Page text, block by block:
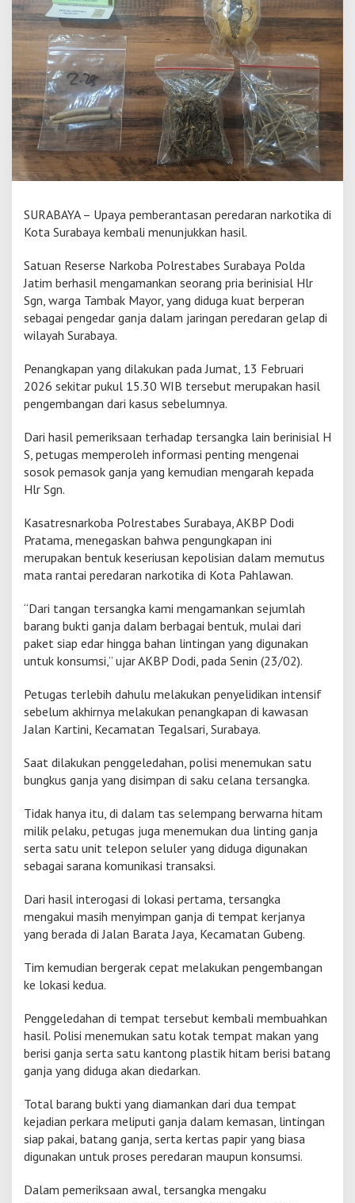
S
u
r
a
b
a
y
a
U
g
a
N
r
o
b
a
m
a
k
a
n
T
r
s
a
n
a
P
e
g
d
a
r
G
a
j
a
SURABAYA – Upaya pemberantasan peredaran narkotika di
Kota Surabaya kembali menunjukkan hasil.
Satuan Reserse Narkoba Polrestabes Surabaya Polda
Jatim berhasil mengamankan seorang pria berinisial Hlr
Sgn, warga Tambak Mayor, yang diduga kuat berperan
sebagai pengedar ganja dalam jaringan peredaran gelap di
wilayah Surabaya.
Penangkapan yang dilakukan pada Jumat, 13 Februari
2026 sekitar pukul 15.30 WIB tersebut merupakan hasil
pengembangan dari kasus sebelumnya.
Dari hasil pemeriksaan terhadap tersangka lain berinisial H
S, petugas memperoleh informasi penting mengenai
sosok pemasok ganja yang kemudian mengarah kepada
Hlr Sgn.
Kasatresnarkoba Polrestabes Surabaya, AKBP Dodi
Pratama, menegaskan bahwa pengungkapan ini
merupakan bentuk keseriusan kepolisian dalam memutus
mata rantai peredaran narkotika di Kota Pahlawan.
“Dari tangan tersangka kami mengamankan sejumlah
barang bukti ganja dalam berbagai bentuk, mulai dari
paket siap edar hingga bahan lintingan yang digunakan
untuk konsumsi,” ujar AKBP Dodi, pada Senin (23/02).
Petugas terlebih dahulu melakukan penyelidikan intensif
sebelum akhirnya melakukan penangkapan di kawasan
Jalan Kartini, Kecamatan Tegalsari, Surabaya.
Saat dilakukan penggeledahan, polisi menemukan satu
bungkus ganja yang disimpan di saku celana tersangka.
Tidak hanya itu, di dalam tas selempang berwarna hitam
milik pelaku, petugas juga menemukan dua linting ganja
serta satu unit telepon seluler yang diduga digunakan
sebagai sarana komunikasi transaksi.
Dari hasil interogasi di lokasi pertama, tersangka
mengakui masih menyimpan ganja di tempat kerjanya
yang berada di Jalan Barata Jaya, Kecamatan Gubeng.
Tim kemudian bergerak cepat melakukan pengembangan
ke lokasi kedua.
Penggeledahan di tempat tersebut kembali membuahkan
hasil. Polisi menemukan satu kotak tempat makan yang
berisi ganja serta satu kantong plastik hitam berisi batang
ganja yang diduga akan diedarkan.
Total barang bukti yang diamankan dari dua tempat
kejadian perkara meliputi ganja dalam kemasan, lintingan
siap pakai, batang ganja, serta kertas papir yang biasa
digunakan untuk proses peredaran maupun konsumsi.
Dalam pemeriksaan awal, tersangka mengaku